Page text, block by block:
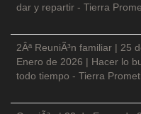
dar y repartir - Tierra
2Âª ReuniÃ³n familiar | 25
Enero de 2026 | Hacer lo
todo tiempo - Tierra